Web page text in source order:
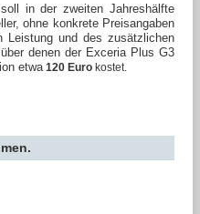
in der zweiten Jahreshälfte
ohne konkrete Preisangaben
Leistung und des zusätzlichen
denen der Exceria Plus G3
etwa 120 Euro kostet.